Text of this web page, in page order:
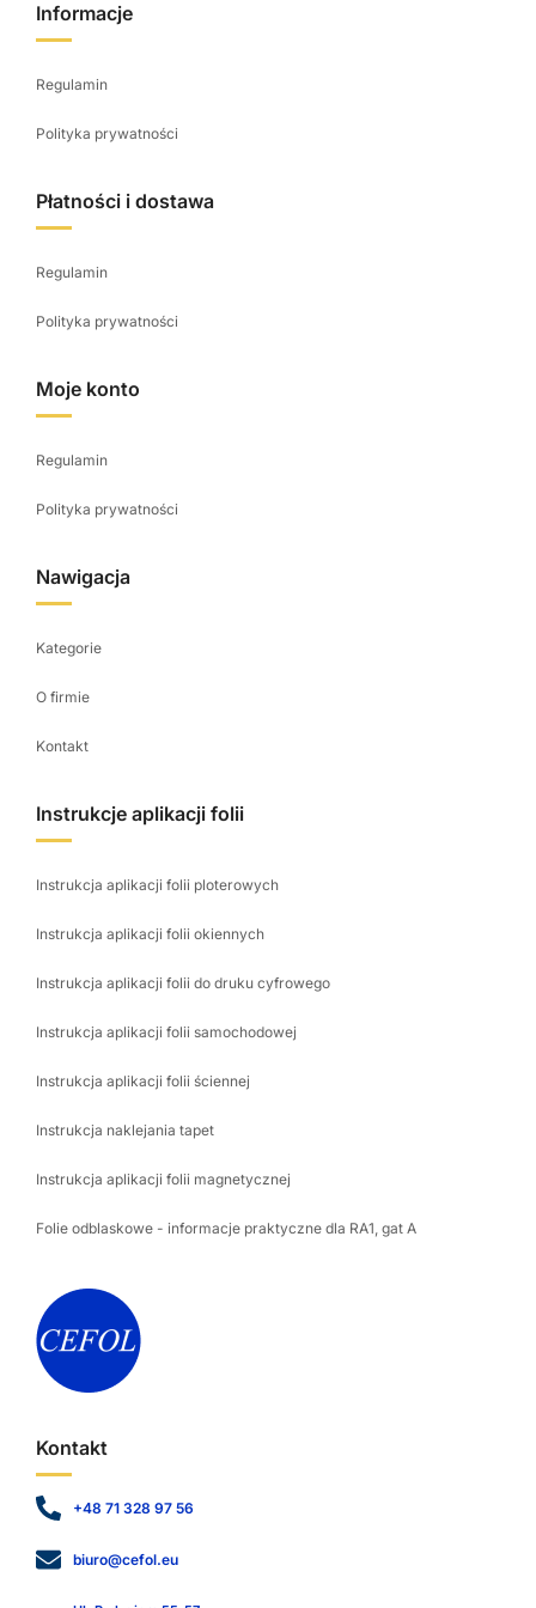
Informacje
Regulamin
Polityka prywatności
Płatności i dostawa
Regulamin
Polityka prywatności
Moje konto
Regulamin
Polityka prywatności
Nawigacja
Kategorie
O firmie
Kontakt
Instrukcje aplikacji folii
Instrukcja aplikacji folii ploterowych
Instrukcja aplikacji folii okiennych
Instrukcja aplikacji folii do druku cyfrowego
Instrukcja aplikacji folii samochodowej
Instrukcja aplikacji folii ściennej
Instrukcja naklejania tapet
Instrukcja aplikacji folii magnetycznej
Folie odblaskowe - informacje praktyczne dla RA1, gat A
Kontakt
+48 71 328 97 56
biuro@cefol.eu